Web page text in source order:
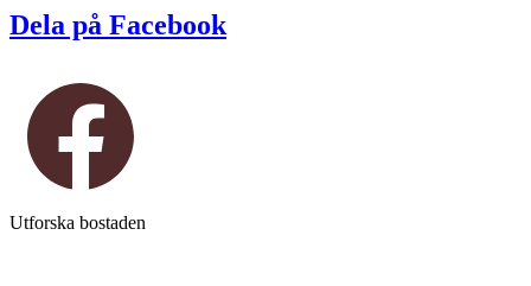
Dela på Facebook
Utforska bostaden